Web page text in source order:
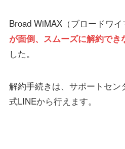
Broad WiMAX（ブロードワ
が面倒、スムーズに解約でき
した。
解約手続きは、サポートセ
式LINEから行えます。